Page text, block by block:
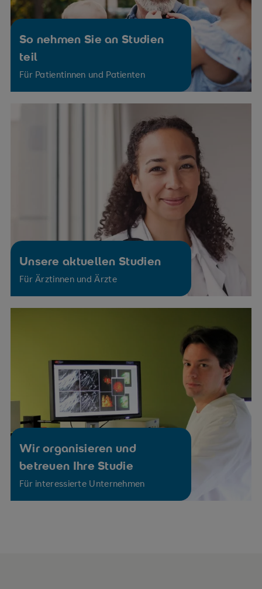
Hauterkrankungen
Herz-Kreislauf-Erkrankungen
Lungenerkrankungen
So nehmen Sie an Studien
teil
Für Patientinnen und Patienten
Unsere aktuellen Studien
Für Ärztinnen und Ärzte
Wir organisieren und
betreuen Ihre Studie
Für interessierte Unternehmen